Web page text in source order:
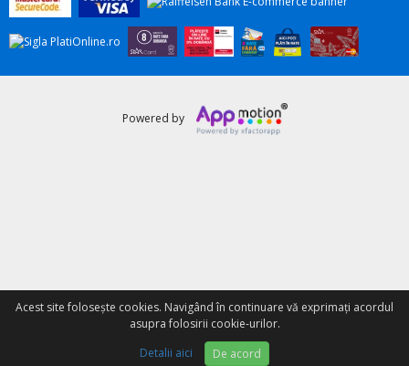
Powered by
WhatsApp
Acest site foloseşte cookies. Navigând în continuare vă exprimați acordul
asupra folosirii cookie-urilor.
Detalii aici
De acord